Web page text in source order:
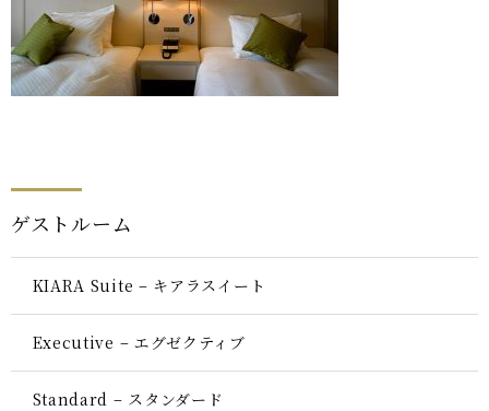
ゲストルーム
KIARA Suite – キアラスイート
Executive – エグゼクティブ
Standard – スタンダード